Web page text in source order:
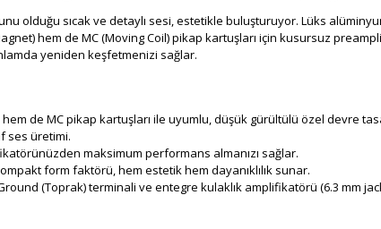
olduğu sıcak ve detaylı sesi, estetikle buluşturuyor. Lüks
hem de MC (Moving Coil) pikap kartuşları için kusursuz
yeniden keşfetmenizi sağlar.
hem de MC pikap kartuşları ile uyumlu, düşük gürültülü özel devre
ses üretimi.
maksimum performans almanızı sağlar.
form faktörü, hem estetik hem dayanıklılık sunar.
Ground (Toprak) terminali ve entegre kulaklık amplifikatörü (6.3 mm